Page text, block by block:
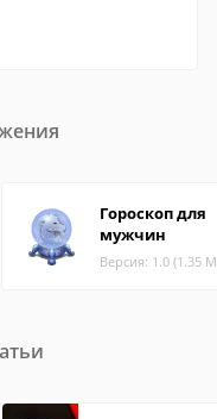
Гороскоп для
мужчин
Версия: 1.0 (1.35